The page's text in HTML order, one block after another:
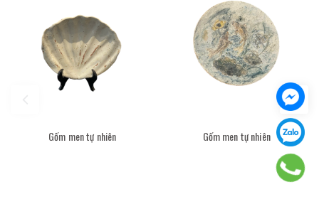
Gốm men tự nhiên Gốm men tự nhiên